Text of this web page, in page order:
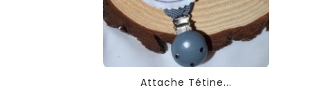
Attache Tétine...